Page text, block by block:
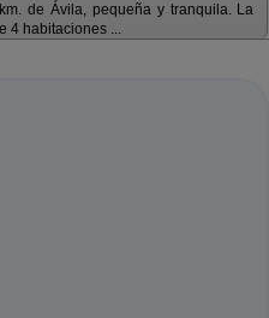
de Ávila, pequeña y tranquila. La
4 habitaciones ...